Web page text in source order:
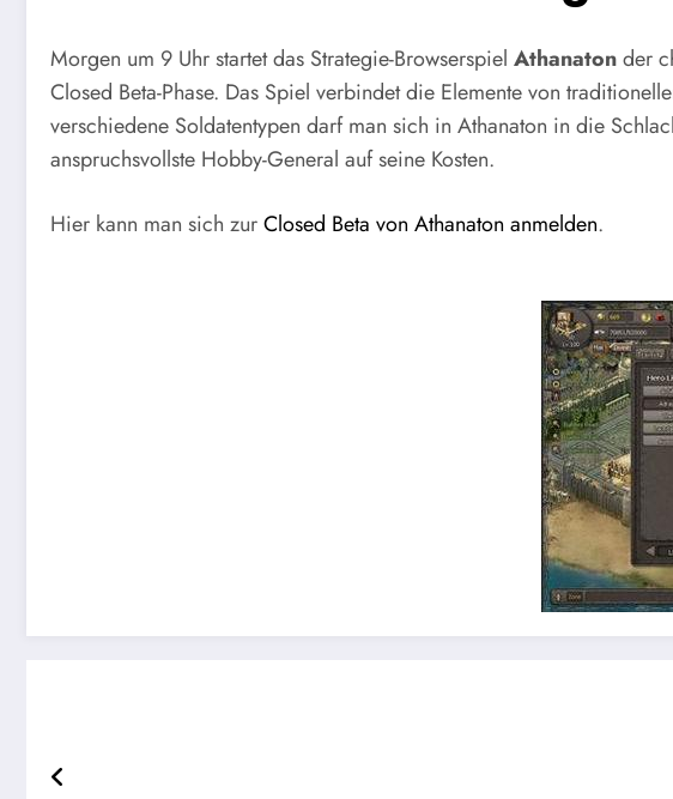
Morgen um 9 Uhr startet das Strategie-Browserspiel Athanatonder
Closed Beta-Phase. Das Spiel verbindet die Elemente von
verschiedene Soldatentypen darf man sich in Athanaton in die
anspruchsvollste Hobby-General auf seine Kosten.
Hier kann man sich zurClosed Beta von Athanaton anmelden.